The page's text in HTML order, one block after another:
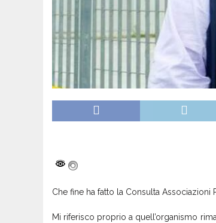
Che fine ha fatto la Consulta
Mi riferisco proprio a quell’organismo